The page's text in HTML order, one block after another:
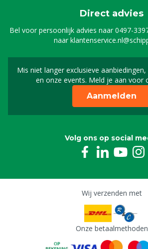
Direct advies
Bel voor persoonlijk advies naar0497-
naar
Mis niet langer exclusieve
en onze events. Meld je aan voor
Schrijf
Aanmelden
Volg ons op social
Wij verzenden met
Onze betaalmethoden